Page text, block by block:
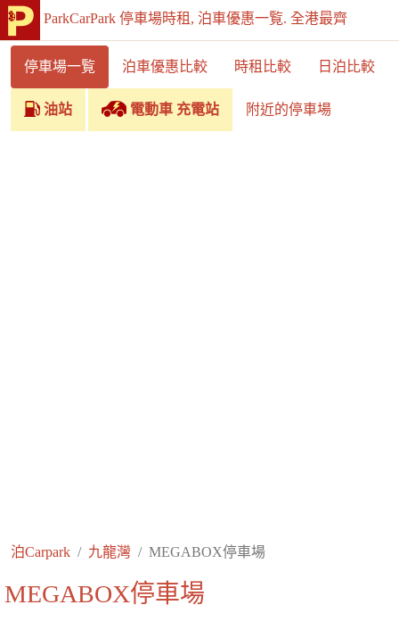
ParkCarPark 停車場時租, 泊車優惠一覧. 全港最齊
停車場一覧 泊車優惠比較 時租比較 日泊比較
油站 電動車 充電站 附近的停車場
泊Carpark 九龍灣 MEGABOX停車場
MEGABOX停車場